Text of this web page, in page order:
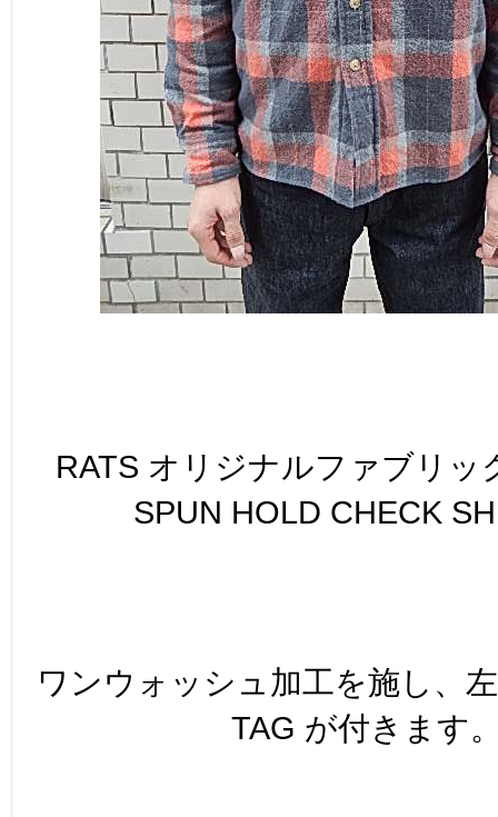
RATS オリジナルファブリッ
SPUN HOLD CHECK
ワンウォッシュ加工を施し、
TAG が付きます